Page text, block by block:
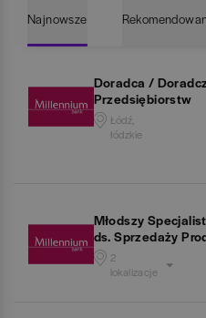
Najnowsze
Doradca /
Przedsiębiorstw
Łódź,
łódzkie
Młodszy
ds. Sprzedaży
2
lokalizacje